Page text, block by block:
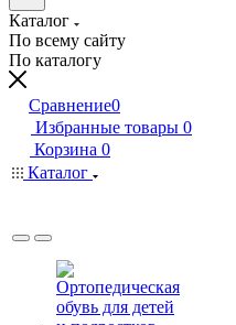
Каталог
По всему сайту
По каталогу
Сравнение0
Избранные товары 0
Корзина 0
Каталог